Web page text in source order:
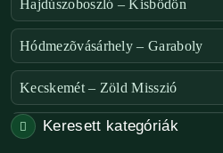
Hajdúszoboszló – Kisbödön
Hódmezõvásárhely – Garaboly
Kecskemét – Zöld Misszió
Székesfehérvár – Zöld Sarok
Keresett kategóriák